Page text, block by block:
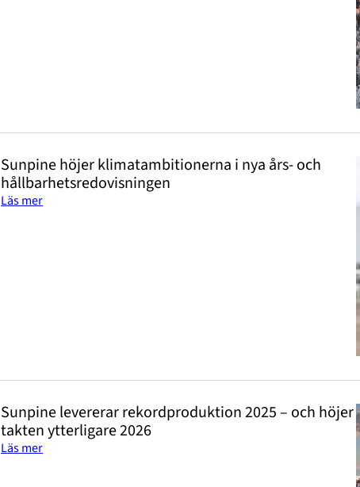
Sunpine höjer klimatambitionerna i nya års- och
hållbarhetsredovisningen
Läs mer
Sunpine levererar rekordproduktion 2025 – och höjer
takten ytterligare 2026
Läs mer